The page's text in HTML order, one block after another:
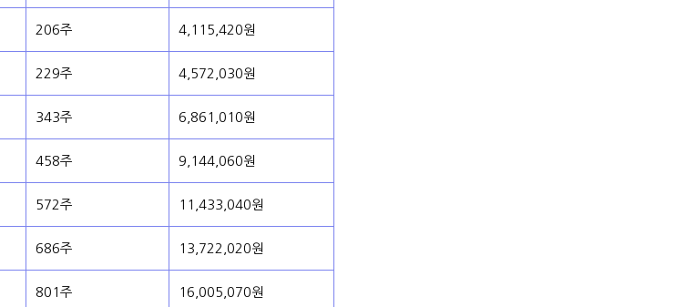
206주 4,115,420원
229주 4,572,030원
343주 6,861,010원
458주 9,144,060원
572주 11,433,040원
686주 13,722,020원
801주 16,005,070원